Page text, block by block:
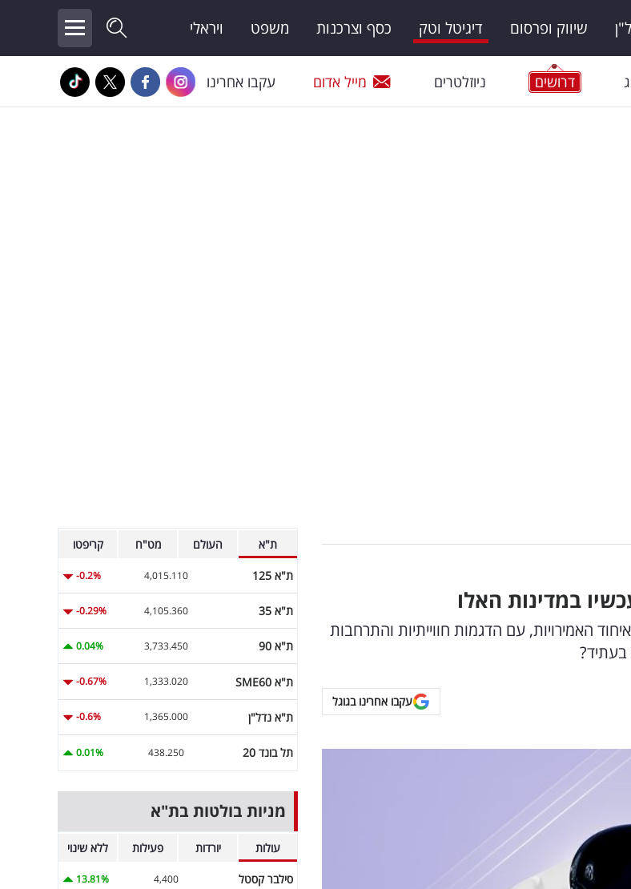
שיווק ופרסום דיגיטל וטק כסף וצרכנות משפט ויראלי
דרושים ניוזלטרים מייל אדום עקבו אחרינו
במדינות האלו
האמירויות, עם הדגמות חווייתיות והתרחבות
עקבו אחרינו בגוגל
ת"א העולם מט"ח קריפטו
ת"א 125 4,015.110
-0.2%
ת"א 35 4,105.360
-0.29%
ת"א 90 3,733.450
0.04%
ת"א SME60 1,333.020
-0.67%
ת"א נדל"ן 1,365.000
-0.6%
תל בונד 20 438.250
0.01%
מניות בולטות בת"א
עולות יורדות פעילות ללא שינוי
סילבר קסטל 4,400
13.81%